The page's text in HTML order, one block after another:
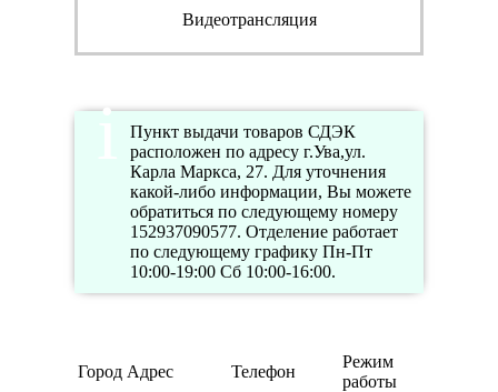
Видеотрансляция
Пункт выдачи товаров СДЭК
расположен по адресу г.Ува,ул.
Карла Маркса, 27. Для уточнения
какой-либо информации, Вы можете
обратиться по следующему номеру
152937090577. Отделение работает
по следующему графику Пн-Пт
10:00-19:00 Сб 10:00-16:00.
Город Адрес Телефон
Режим
работы